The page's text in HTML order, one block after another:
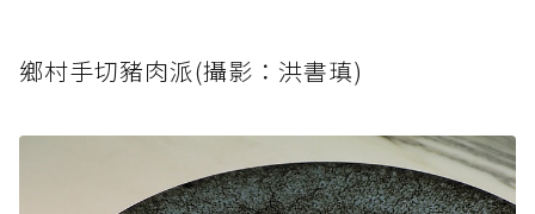
鄉村手切豬肉派(攝影：洪書瑱)